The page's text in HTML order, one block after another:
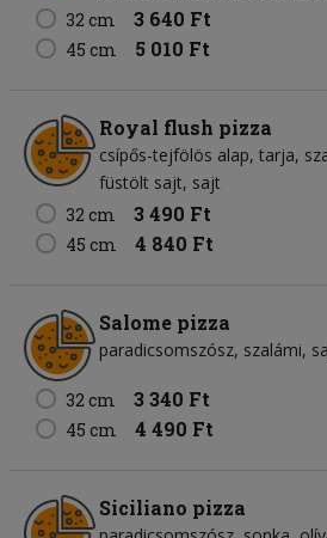
32 cm
3 640 Ft
45 cm 5 010 Ft
Royal flush pizza
csípős-tejfölös alap tarja
füstölt sajt sajt
32 cm
3 490 Ft
45 cm 4 840 Ft
Salome pizza
paradicsomszósz szalámi
32 cm 3 340 Ft
45 cm 4 490 Ft
Siciliano pizza